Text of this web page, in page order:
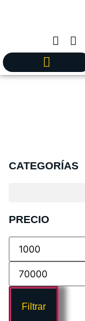
CATEGORÍAS
PRECIO
Filtrar